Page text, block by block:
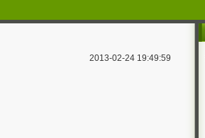
2013-02-24 19:49:59